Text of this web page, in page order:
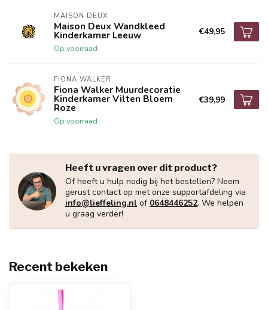
MAISON DEUX
Maison Deux Wandkleed
Kinderkamer Leeuw
Op voorraad
€49,95
FIONA WALKER
Fiona Walker Muurdecoratie
Kinderkamer Vilten Bloem
Roze
Op voorraad
€39,99
Heeft u vragen over dit product?
Of heeft u hulp nodig bij het bestellen? Neem
gerust contact op met onze supportafdeling via
info@lieffeling.nl of 0648446252. We helpen
u graag verder!
Recent bekeken